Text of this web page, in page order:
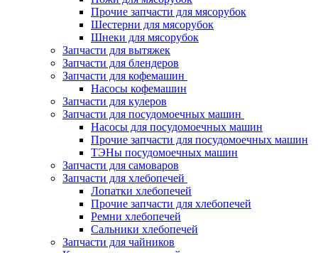
Прочие запчасти для мясорубок
Шестерни для мясорубок
Шнеки для мясорубок
Запчасти для вытяжек
Запчасти для блендеров
Запчасти для кофемашин
Насосы кофемашин
Запчасти для кулеров
Запчасти для посудомоечных машин
Насосы для посудомоечных машин
Прочие запчасти для посудомоечных машин
ТЭНы посудомоечных машин
Запчасти для самоваров
Запчасти для хлебопечей
Лопатки хлебопечей
Прочие запчасти для хлебопечей
Ремни хлебопечей
Сальники хлебопечей
Запчасти для чайников